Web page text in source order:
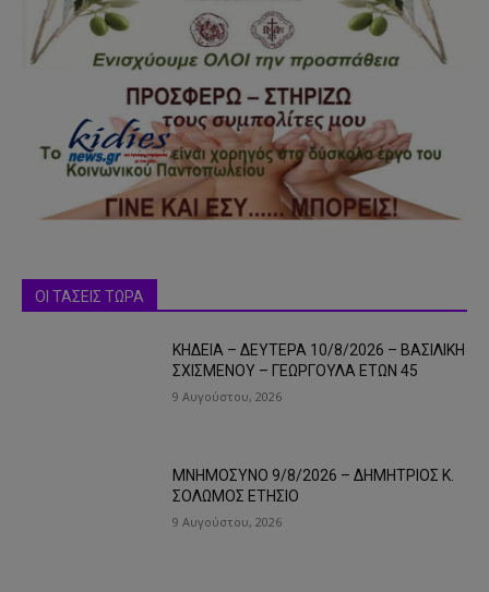
ΟΙ ΤΑΣΕΙΣ ΤΩΡΑ
ΚΗΔΕΙΑ – ΔΕΥΤΕΡΑ 10/8/2026 – ΒΑΣΙΛΙΚΗ
ΣΧΙΣΜΕΝΟΥ – ΓΕΩΡΓΟΥΛΑ ΕΤΩΝ 45
9 Αυγούστου, 2026
ΜΝΗΜΟΣΥΝΟ 9/8/2026 – ΔΗΜΗΤΡΙΟΣ Κ.
ΣΟΛΩΜΟΣ ΕΤΗΣΙΟ
9 Αυγούστου, 2026